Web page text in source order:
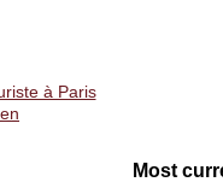
à Paris
Most